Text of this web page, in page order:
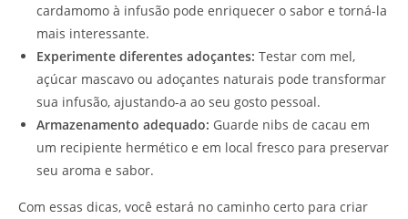
cardamomo à infusão pode enriquecer o sabor e torná-la
mais interessante.
Experimente diferentes adoçantes: Testar com mel,
açúcar mascavo ou adoçantes naturais pode transformar
sua infusão, ajustando-a ao seu gosto pessoal.
Armazenamento adequado: Guarde nibs de cacau em
um recipiente hermético e em local fresco para preservar
seu aroma e sabor.
Com essas dicas, você estará no caminho certo para criar